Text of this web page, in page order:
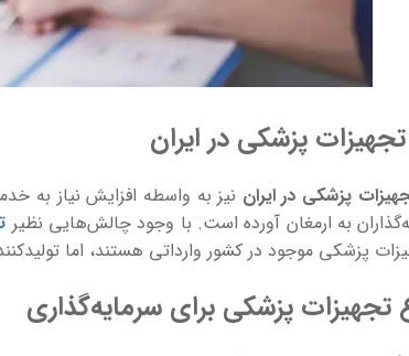
تجهیزات پزشکی در ایران
پزشکی در ایران نیز به واسطه افزایش نیاز به
به ارمغان آورده است. با وجود چالش‌هایی نظیر
پزشکی موجود در کشور وارداتی هستند، اما
تجهیزات پزشکی برای سرمایه‌گذاری